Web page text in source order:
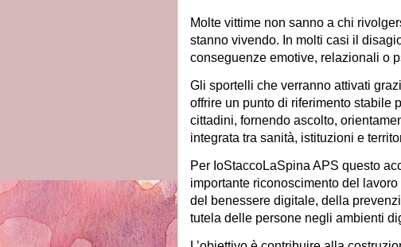
Molte vittime non sanno a chi
stanno vivendo. In molti casi il
conseguenze emotive, relazionali o
Gli sportelli che verranno attivati
offrire un punto di riferimento stabile
cittadini, fornendo ascolto,
integrata tra sanità, istituzioni e
Per IoStaccoLaSpina APS questo
importante riconoscimento del
del benessere digitale, della
tutela delle persone negli ambienti